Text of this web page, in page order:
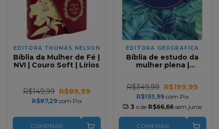
EDITORA THOMAS NELSON
Bíblia da Mulher de Fé |
NVI | Couro Soft | Lírios
R$149,99 R$89,99
R$87,29 com Pix
COMPRAR
EDITORA GEOGRAFICA
Bíblia de estudo da
mulher plena |
R$349,99 R$199,99
R$193,99 com Pix
3 x de R$66,66 sem juros
COMPRAR